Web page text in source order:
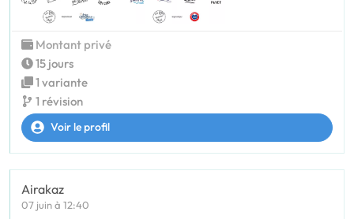
Montant privé
15 jours
1 variante
1 révision
Voir le profil
Airakaz
07 juin à 12:40